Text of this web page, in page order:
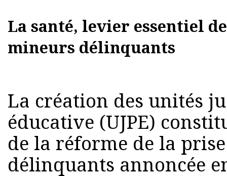
La santé, levier essentiel
mineurs délinquants
La création des unités
éducative (UJPE)
de la réforme de la
délinquants annoncée